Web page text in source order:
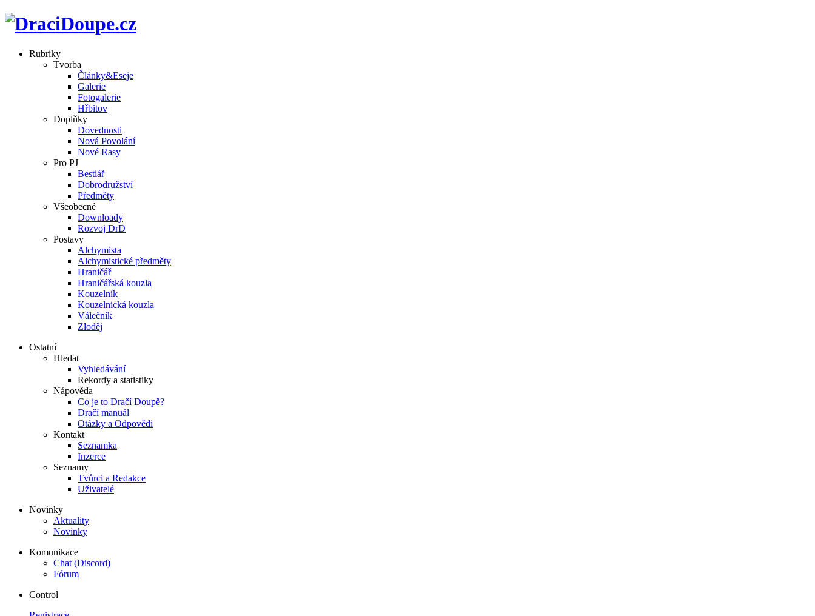
Rubriky
Tvorba
Články&Eseje
Galerie
Fotogalerie
Hřbitov
Doplňky
Dovednosti
Nová Povolání
Nové Rasy
Pro PJ
Bestiář
Dobrodružství
Předměty
Všeobecné
Downloady
Rozvoj DrD
Postavy
Alchymista
Alchymistické předměty
Hraničář
Hraničářská kouzla
Kouzelník
Kouzelnická kouzla
Válečník
Zloděj
Ostatní
Hledat
Vyhledávání
Rekordy a statistiky
Nápověda
Co je to Dračí Doupě?
Dračí manuál
Otázky a Odpovědi
Kontakt
Seznamka
Inzerce
Seznamy
Tvůrci a Redakce
Uživatelé
Novinky
Aktuality
Novinky
Komunikace
Chat (Discord)
Fórum
Control